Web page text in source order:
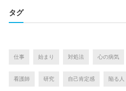
タグ
仕事 始まり 対処法 心の病気
看護師 研究 自己肯定感 陥る人